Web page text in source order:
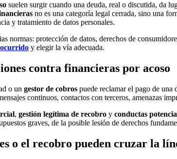
suelen surgir cuando una deuda, real o discutida, da
no es una categoría legal cerrada, sino una
y tratamiento de datos personales.
normas: protección de datos, derechos de
y elegir la vía adecuada.
contra financieras por acoso
o un gestor de cobros puede reclamar el pago de una
continuos, contactos con terceros, amenazas
, gestión legítima de recobro y conductas
graves, de la posible lesión de derechos
o el recobro pueden cruzar la